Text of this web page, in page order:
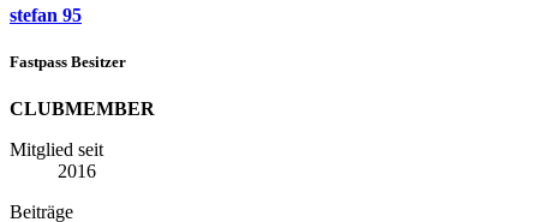
stefan 95
Fastpass Besitzer
CLUBMEMBER
Mitglied seit
2016
Beiträge